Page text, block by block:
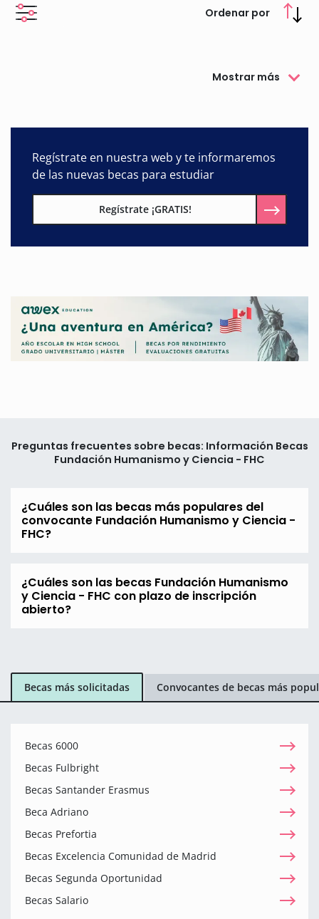
Ordenar por
Mostrar más
Regístrate en nuestra web y te informaremos
de las nuevas becas para estudiar
Regístrate ¡GRATIS!
Preguntas frecuentes sobre becas: Información Becas
Fundación Humanismo y Ciencia - FHC
¿Cuáles son las becas más populares del
convocante Fundación Humanismo y Ciencia -
FHC?
¿Cuáles son las becas Fundación Humanismo
y Ciencia - FHC con plazo de inscripción
abierto?
Becas más solicitadas Convocantes de becas más
Becas 6000
Becas Fulbright
Becas Santander Erasmus
Beca Adriano
Becas Prefortia
Becas Excelencia Comunidad de Madrid
Becas Segunda Oportunidad
Becas Salario